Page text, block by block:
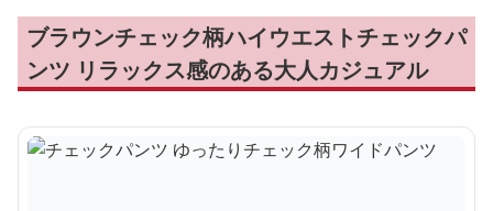
ブラウンチェック柄ハイウエストチェックパ
ンツ リラックス感のある大人カジュアル